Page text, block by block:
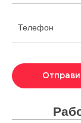
Телефон